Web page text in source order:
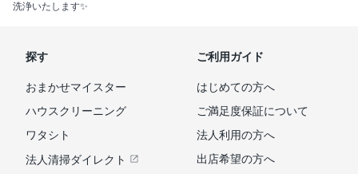
洗浄いたします✨
探す
おまかせマイスター
ハウスクリーニング
ワタシト
法人清掃ダイレクト
ご利用ガイド
はじめての方へ
ご満足度保証について
法人利用の方へ
出店希望の方へ